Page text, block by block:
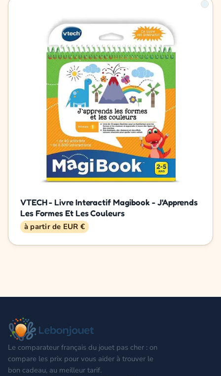
VTECH - Livre Interactif Magibook - J'Apprends
Les Formes Et Les Couleurs
à partir de EUR €
Le comparateur français du jouet pas cher : on
compare les prix pour vous aider à trouver le
bon cadeau, au meilleur tarif.